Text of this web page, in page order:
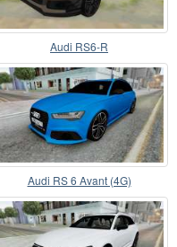
Audi RS6-R
Audi RS 6 Avant (4G)